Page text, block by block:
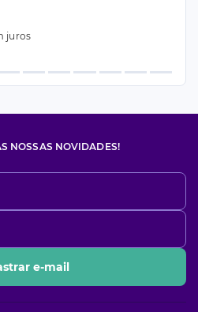
juros
NOSSAS NOVIDADES!
e-mail